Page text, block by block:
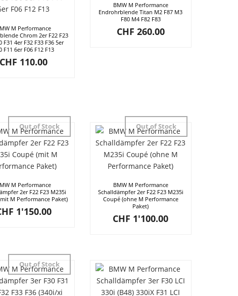
M Performance
Chrom 2er F22 F23
F31 4er F32 F33 F36 5er
F11 6er F06 F12 F13
CHF 110.00
BMW M Performance
Endrohrblende Titan M2 F87 M3
F80 M4 F82 F83
CHF 260.00
M Performance
2er F22 F23 M235i
M Performance Paket)
Out of Stock
1'150.00
BMW M Performance
Schalldämpfer 2er F22 F23 M235i
Coupé (ohne M Performance
Paket)
Out of Stock
CHF 1'100.00
Out of Stock